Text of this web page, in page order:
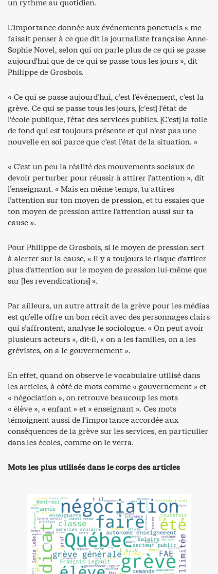
un rythme au quotidien.
L’importance donnée aux événements ponctuels « me
faisait penser à ce que dit la journaliste française Anne-
Sophie Novel, selon qui on parle plus de ce qui se passe
aujourd’hui que de ce qui se passe tous les jours », dit
Philippe de Grosbois.
« Ce qui se passe aujourd’hui, c’est l’événement, c’est la
grève. Ce qui se passe tous les jours, [c’est] l’état de
l’école publique, l’état des services publics. [C’est] la toile
de fond qui est toujours présente et qui n’est pas une
nouvelle en soi parce que c’est l’état de la situation. »
« C’est un peu la réalité des mouvements sociaux de
devoir perturber pour réussir à attirer l’attention », dit
l’enseignant. « Mais en même temps, tu attires
l’attention sur ton moyen de pression, et tu essaies que
ton moyen de pression attire l’attention aussi sur ta
cause ».
Pour Philippe de Grosbois, si le moyen de pression sert
à alerter sur la cause, « il y a toujours le risque d’attirer
plus d’attention sur le moyen de pression lui-même que
sur [les revendications] ».
Par ailleurs, un autre attrait de la grève pour les médias
est qu’elle offre un bon récit avec des personnages clairs
qui s’affrontent, analyse le sociologue. « On peut avoir
plusieurs acteurs », dit-il, « on a les familles, on a les
grévistes, on a le gouvernement ».
En effet, quand on observe le vocabulaire utilisé dans
les articles, à côté de mots comme « gouvernement » et
« négociation », on retrouve beaucoup les mots
« élève », « enfant » et « enseignant ». Ces mots
témoignent aussi de l’importance accordée aux
conséquences de la grève sur les services, en particulier
dans les écoles, comme on le verra.
Mots les plus utilisés dans le corps des articles